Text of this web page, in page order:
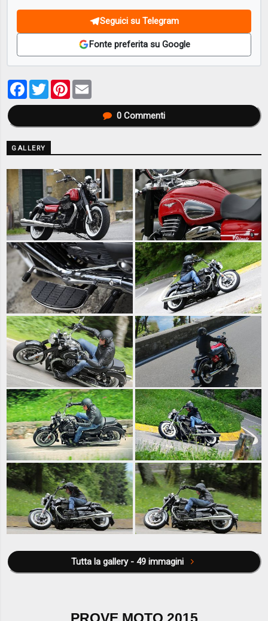
Seguici su Telegram
Fonte preferita su Google
Facebook
TwitterPinterest
0Commenti
GALLERY
Tutta la gallery - 49 immagini